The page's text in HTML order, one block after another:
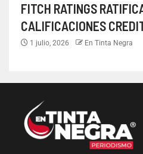
FITCH RATINGS
CALIFICACIONES
1 julio, 2026 En Tinta Negra